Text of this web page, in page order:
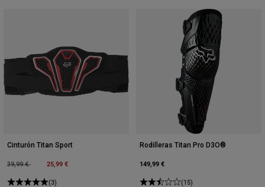
Cinturón Titan Sport
Price reduced from
39,99 €to 25,99 €
(3)
Rodilleras Titan Pro D3O®
149,99 €
(15)